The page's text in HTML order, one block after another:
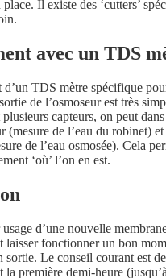
Il existe des ‘cutters’
avec un TDS
d’un TDS mètre spécifique
de l’osmoseur est très
capteurs, on peut
(mesure de l’eau du robinet)
de l’eau osmosée). Cela
‘où’ l’on en est.
d’une nouvelle
laisser fonctionner un bon
sortie. Le conseil courant est
la première demi-heure